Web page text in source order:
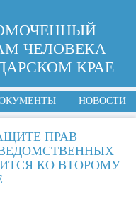
ЧЕЛОВЕКА
КРАЕ
НОВОСТИ
ПРАВ
КО ВТОРОМУ